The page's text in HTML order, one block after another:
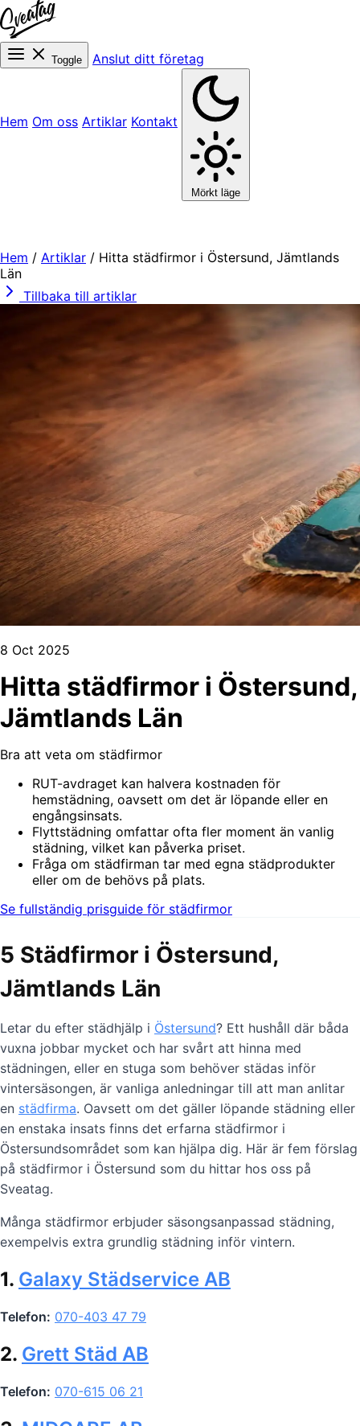
Toggle Anslut ditt företag
Hem Om oss Artiklar Kontakt
Mörkt läge
Hem / Artiklar / Hitta städfirmor i Östersund, Jämtlands
Län
Tillbaka till artiklar
8 Oct 2025
Hitta städfirmor i Östersund,
Jämtlands Län
Bra att veta om städfirmor
RUT-avdraget kan halvera kostnaden för
hemstädning, oavsett om det är löpande eller en
engångsinsats.
Flyttstädning omfattar ofta fler moment än vanlig
städning, vilket kan påverka priset.
Fråga om städfirman tar med egna städprodukter
eller om de behövs på plats.
Se fullständig prisguide för städfirmor
5 Städfirmor i Östersund,
Jämtlands Län
Letar du efter städhjälp i Östersund? Ett hushåll där båda
vuxna jobbar mycket och har svårt att hinna med
städningen, eller en stuga som behöver städas inför
vintersäsongen, är vanliga anledningar till att man anlitar
en städfirma. Oavsett om det gäller löpande städning eller
en enstaka insats finns det erfarna städfirmor i
Östersundsområdet som kan hjälpa dig. Här är fem förslag
på städfirmor i Östersund som du hittar hos oss på
Sveatag.
Många städfirmor erbjuder säsongsanpassad städning,
exempelvis extra grundlig städning inför vintern.
1. Galaxy Städservice AB
Telefon: 070-403 47 79
2. Grett Städ AB
Telefon: 070-615 06 21